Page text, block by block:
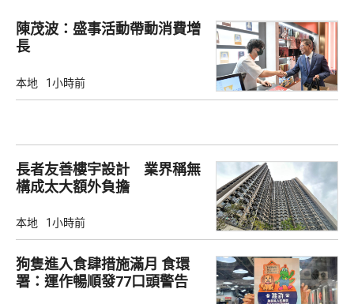
陳茂波：盛事活動帶動消費增
長
本地 1小時前
長者友善樓宇設計 業界稱無
構成太大額外負擔
本地 1小時前
狗隻進入食肆措施滿月 食環
署：運作暢順發77口頭警告